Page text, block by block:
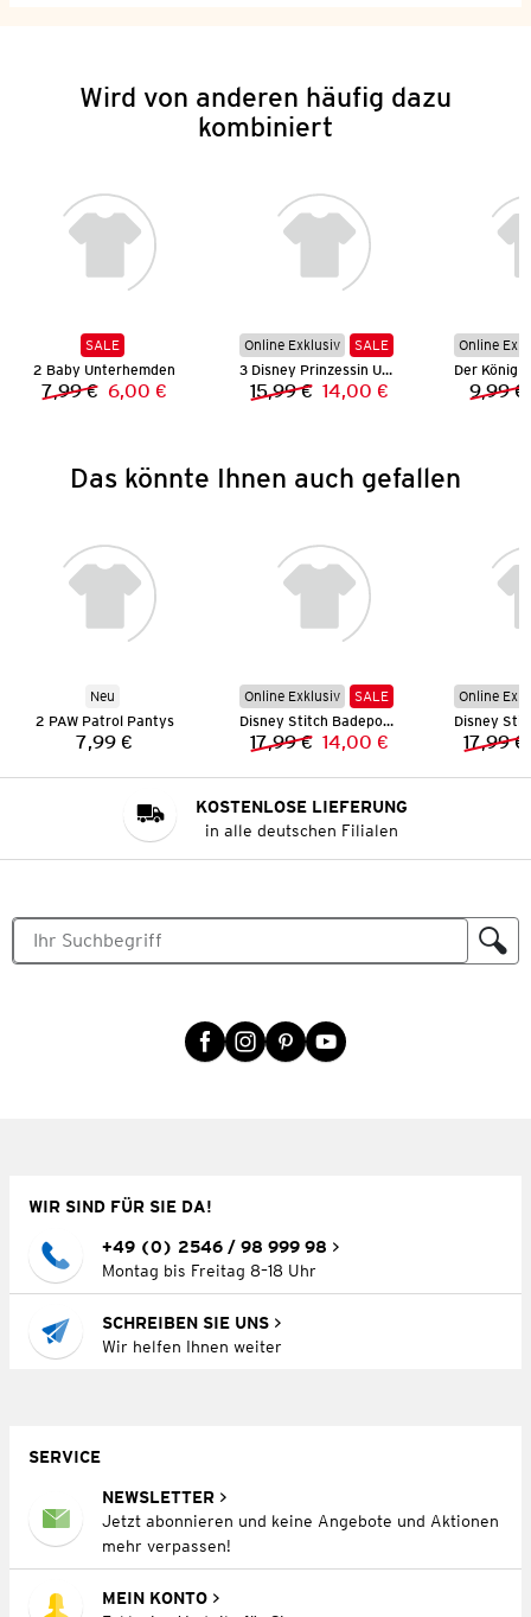
Wird von anderen häufig dazu
kombiniert
SALE
2 Baby Unterhemden
Vorheriger Preis:
7,99 € Neuer Preis:
6,00 €
Online Exklusiv
SALE
3 Disney Prinzessin Unterhemden
Vorheriger Preis:
15,99 € Neuer Preis:
14,00 €
Online
9,99 €
Das könnte Ihnen auch gefallen
Neu
2 PAW Patrol Pantys
Preis:
7,99 €
Online Exklusiv
SALE
Disney Stitch Badeponcho
Vorheriger Preis:
17,99 € Neuer Preis:
14,00 €
Online
17,99 €
KOSTENLOSE LIEFERUNG
in alle deutschen Filialen
WIR SIND FÜR SIE DA!
+49 (0) 2546 / 98 999 98
Montag bis Freitag 8–18 Uhr
SCHREIBEN SIE UNS
Wir helfen Ihnen weiter
SERVICE
NEWSLETTER
Jetzt abonnieren und keine Angebote und Aktionen
mehr verpassen!
MEIN KONTO